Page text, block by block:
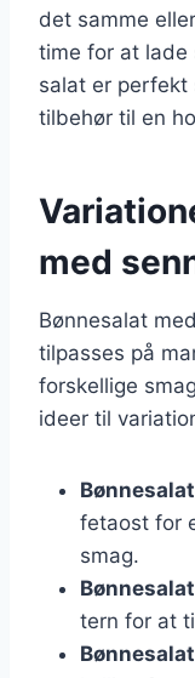
det samme
time for at lade
salat er perfekt
tilbehør til en
med
Bønnesalat
tilpasses på
forskellige
ideer til
fetaost for
smag.
tern for at